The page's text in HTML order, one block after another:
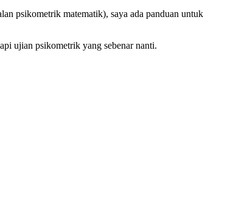
psikometrik matematik), saya ada panduan untuk
ujian psikometrik yang sebenar nanti.